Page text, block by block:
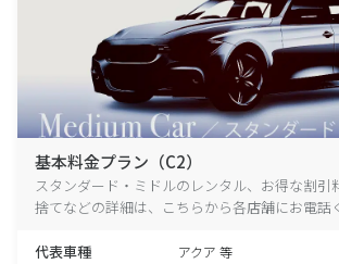
基本料金プラン（C2）
スタンダード・ミドルのレンタル、お得な割引
捨てなどの詳細は、こちらから各店舗にお電話
代表車種 アクア 等